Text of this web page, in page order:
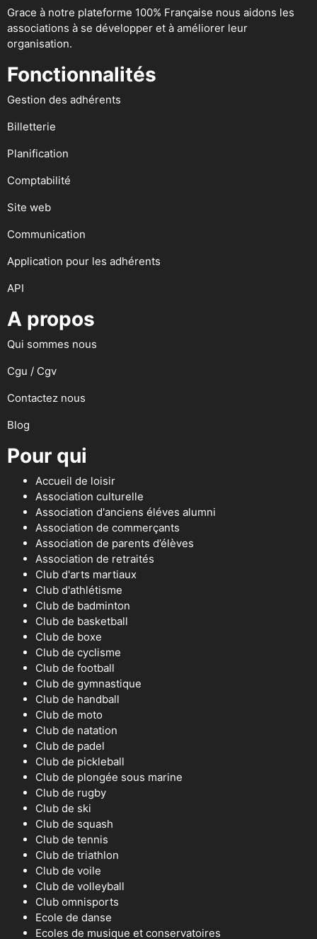
Grace à notre plateforme 100% Française nous aidons les
associations à se développer et à améliorer leur
organisation.
Fonctionnalités
Gestion des adhérents
Billetterie
Planification
Comptabilité
Site web
Communication
Application pour les adhérents
API
A propos
Qui sommes nous
Cgu / Cgv
Contactez nous
Blog
Pour qui
Accueil de loisir
Association culturelle
Association d'anciens éléves alumni
Association de commerçants
Association de parents d’élèves
Association de retraités
Club d'arts martiaux
Club d'athlétisme
Club de badminton
Club de basketball
Club de boxe
Club de cyclisme
Club de football
Club de gymnastique
Club de handball
Club de moto
Club de natation
Club de padel
Club de pickleball
Club de plongée sous marine
Club de rugby
Club de ski
Club de squash
Club de tennis
Club de triathlon
Club de voile
Club de volleyball
Club omnisports
Ecole de danse
Ecoles de musique et conservatoires